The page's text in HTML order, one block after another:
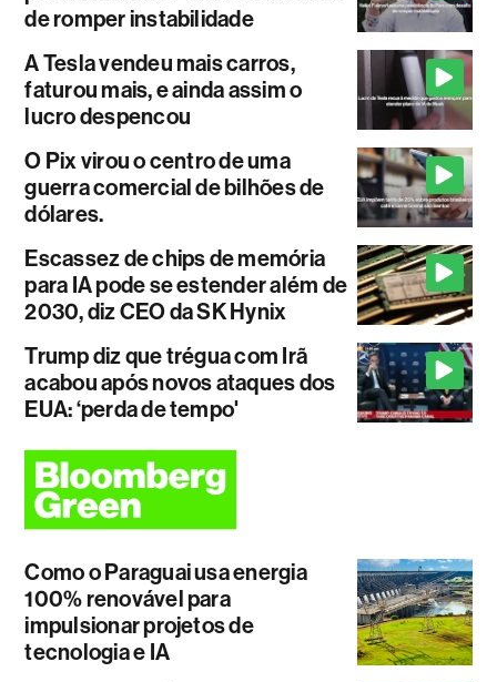
de romper instabilidade
A Tesla vendeu mais carros,
faturou mais, e ainda assim o
lucro despencou
O Pix virou o centro de uma
guerra comercial de bilhões de
dólares.
Escassez de chips de memória
para IA pode se estender além de
2030, diz CEO da SK Hynix
Trump diz que trégua com Irã
acabou após novos ataques dos
EUA: ‘perda de tempo'
Como o Paraguai usa energia
100% renovável para
impulsionar projetos de
tecnologia e IA